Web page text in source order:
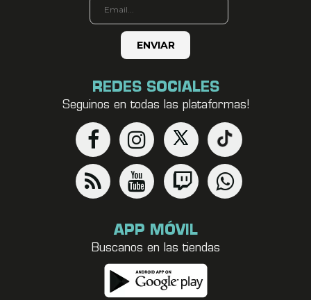
REDES SOCIALES
Seguinos en todas las plataformas!
APP MÓVIL
Buscanos en las tiendas